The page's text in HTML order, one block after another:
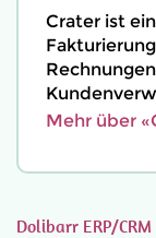
Crater ist
Mehr über
Dolibarr ERP/CRM